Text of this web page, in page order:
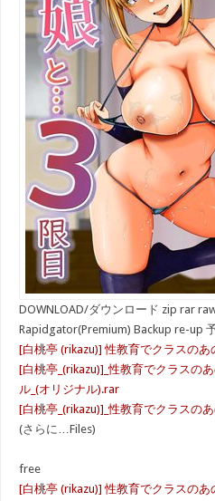
DOWNLOAD/ダウンロード zip rar
Rapidgator(Premium) Backup re-up
[白桃亭 (rikazu)] 性教育でクラスの
[白桃亭_(rikazu)]_性教育でクラスの
ル_(オリジナル).rar
[白桃亭_(rikazu)]_性教育でクラスの
(さらに…Files)
free
[白桃亭 (rikazu)] 性教育でクラスの